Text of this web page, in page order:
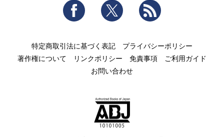
Facebook Twitter
特定商取引法に基づく表記
プライバシーポリシー
著作権について
リンクポリシー 免責事項
ご利用ガイド
お問い合わせ